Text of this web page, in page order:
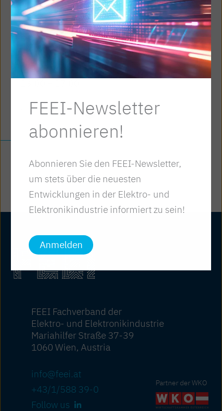
„ArbeitsZEITrecht für
Führungskräfte“
via MS Teams
Di., 19. Mai 2026
Mehr erfahren
FEEI Fachverband der
Elektro- und Elektronikindustrie
Mariahilfer Straße 37-39
1060 Wien, Austria
info@feei.at
+43/1/588 39-0
Follow us
Partner der WKO
FEEI-Newsletter
abonnieren!
Abonnieren Sie den FEEI-Newsletter,
um stets über die neuesten
Entwicklungen in der Elektro- und
Elektronikindustrie informiert zu sein!
Anmelden